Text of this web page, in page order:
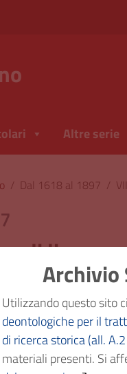
Archivio
Utilizzando questo sito
deontologiche per il
di ricerca storica (all.
materiali presenti. Si
Altre serie
/ Dal 1618 al 1897 /
di
Classificazione
Estr.